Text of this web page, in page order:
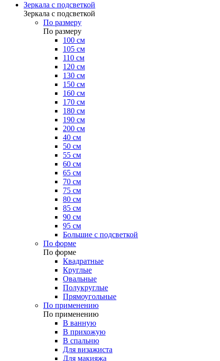
Зеркала с подсветкой
Зеркала с подсветкой
По размеру
По размеру
100 см
105 см
110 см
120 см
130 см
150 см
160 см
170 см
180 см
190 см
200 см
40 см
50 см
55 см
60 см
65 см
70 см
75 см
80 см
85 см
90 см
95 см
Большие с подсветкой
По форме
По форме
Квадратные
Круглые
Овальные
Полукруглые
Прямоугольные
По применению
По применению
В ванную
В прихожую
В спальню
Для визажиста
Для макияжа